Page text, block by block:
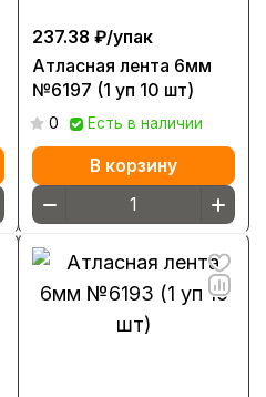
237.38 ₽/упак
Атласная лента 6мм
№6197 (1 уп 10 шт)
0 Есть в наличии
В корзину